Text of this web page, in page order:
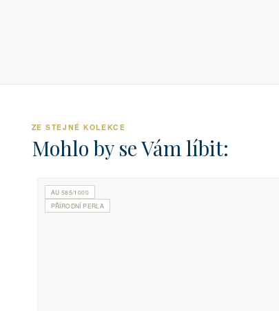
ZE STEJNÉ KOLEKCE
Mohlo by se Vám líbit:
AU 585/1000
PŘÍRODNÍ PERLA